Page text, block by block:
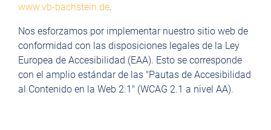
www.vb-bachstein.de.
Nos esforzamos por implementar nuestro sitio web de
conformidad con las disposiciones legales de la Ley
Europea de Accesibilidad (EAA). Esto se corresponde
con el amplio estándar de las "Pautas de Accesibilidad
al Contenido en la Web 2.1" (WCAG 2.1 a nivel AA).